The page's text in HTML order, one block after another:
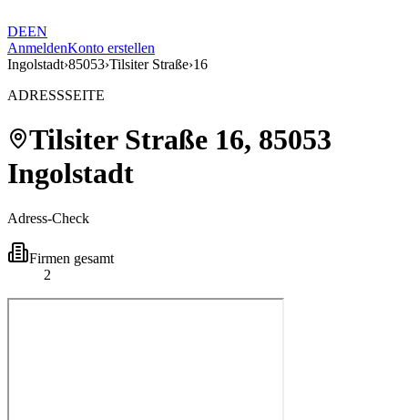
DEEN
AnmeldenKonto erstellen
Ingolstadt›85053›Tilsiter Straße›16
ADRESSSEITE
Tilsiter Straße 16, 85053
Ingolstadt
Adress-Check
Firmen gesamt
2